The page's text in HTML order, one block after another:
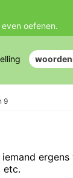
oefenen.
9
etc.